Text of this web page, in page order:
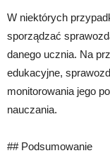
W niektórych
sporządzać
danego ucznia. Na
edukacyjne,
monitorowania jego
nauczania.
## Podsumowanie